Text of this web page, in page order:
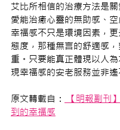
艾比所相信的治療方法是
愛能治癒心靈的無助感、空
幸福感不只是環境因素，
態度，那種無言的舒適感
重。只要能真正體現以人
現幸福感的安老服務並非遙
原文轉載自：
【明報副刊
到的幸福感